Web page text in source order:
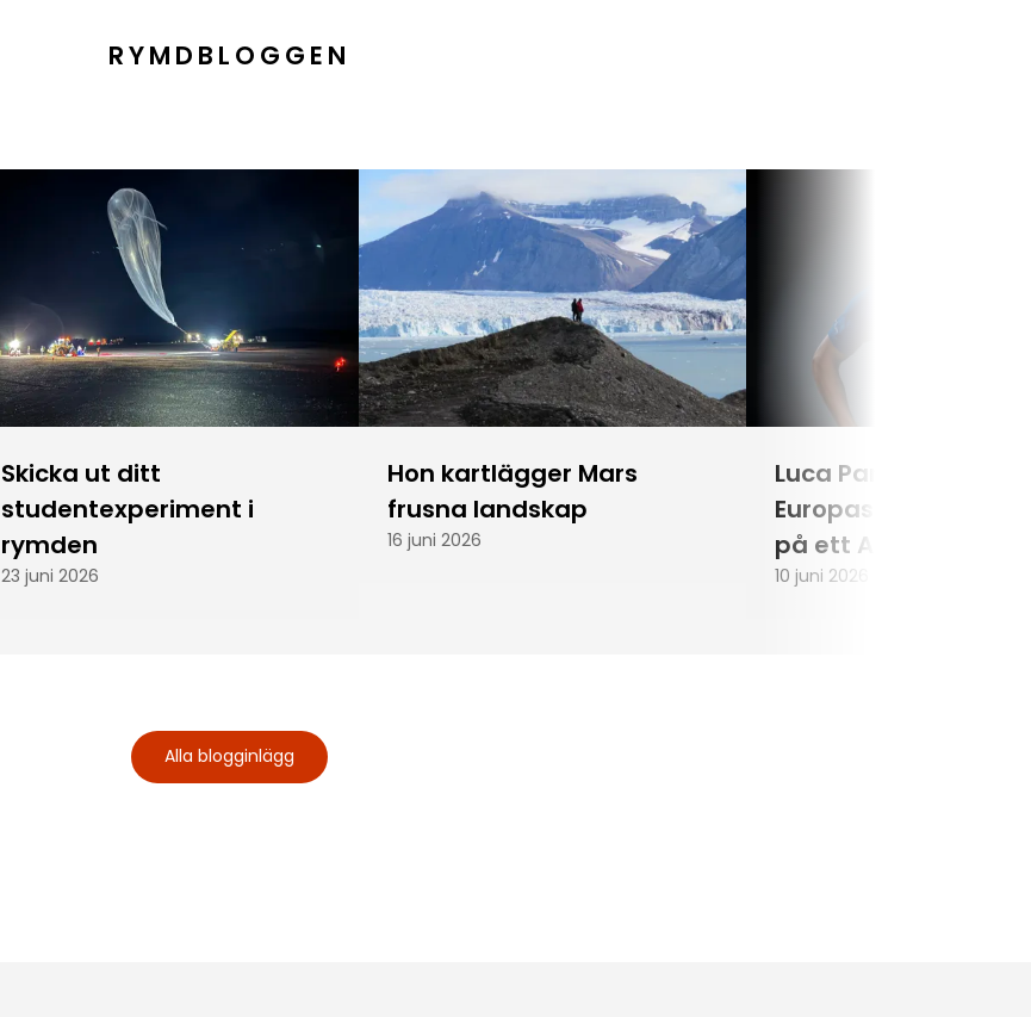
RYMDBLOGGEN
Skicka ut ditt
studentexperiment i
rymden
23 juni 2026
Hon kartlägger Mars
frusna landskap
16 juni 2026
Luca Parmitano blir
Europas första
på ett
10 juni 2026
Alla blogginlägg